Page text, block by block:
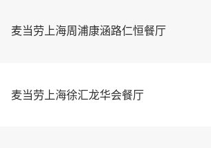
麦当劳上海周浦康涵路仁恒餐厅
麦当劳上海徐汇龙华会餐厅